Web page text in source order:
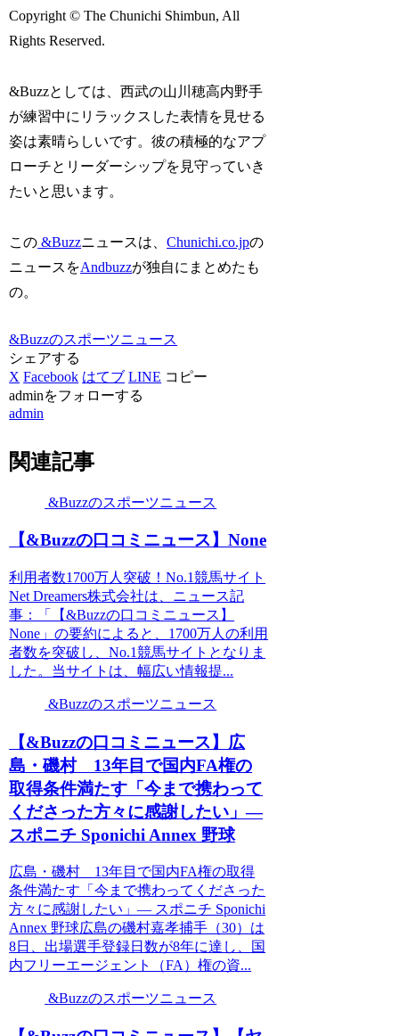
Copyright © The Chunichi Shimbun, All
Rights Reserved.
&Buzzとしては、西武の山川穂高内野手
が練習中にリラックスした表情を見せる
姿は素晴らしいです。彼の積極的なアプ
ローチとリーダーシップを見守っていき
たいと思います。
この &Buzzニュースは、Chunichi.co.jpの
ニュースをAndbuzzが独自にまとめたも
の。
&Buzzのスポーツニュース
シェアする
X Facebook はてブ LINE コピー
adminをフォローする
admin
関連記事
&Buzzのスポーツニュース
【&Buzzの口コミニュース】None
利用者数1700万人突破！No.1競馬サイト
Net Dreamers株式会社は、ニュース記
事：「【&Buzzの口コミニュース】
None」の要約によると、1700万人の利用
者数を突破し、No.1競馬サイトとなりま
した。当サイトは、幅広い情報提...
&Buzzのスポーツニュース
【&Buzzの口コミニュース】広
島・磯村 13年目で国内FA権の
取得条件満たす「今まで携わって
くださった方々に感謝したい」―
スポニチ Sponichi Annex 野球
広島・磯村 13年目で国内FA権の取得
条件満たす「今まで携わってくださった
方々に感謝したい」― スポニチ Sponichi
Annex 野球広島の磯村嘉孝捕手（30）は
8日、出場選手登録日数が8年に達し、国
内フリーエージェント（FA）権の資...
&Buzzのスポーツニュース